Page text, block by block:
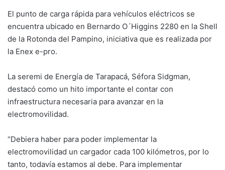
El punto de carga rápida para vehículos eléctricos se
encuentra ubicado en Bernardo O´Higgins 2280 en la Shell
de la Rotonda del Pampino, iniciativa que es realizada por
la Enex e-pro.
La seremi de Energía de Tarapacá, Séfora Sidgman,
destacó como un hito importante el contar con
infraestructura necesaria para avanzar en la
electromovilidad.
“Debiera haber para poder implementar la
electromovilidad un cargador cada 100 kilómetros, por lo
tanto, todavía estamos al debe. Para implementar